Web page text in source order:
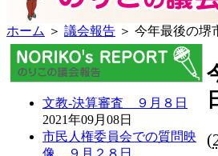
ホーム ＞ 議会報告 ＞ 今年最後の
文教-決算審査 ９月８日
2021年09月08日
市民人権委員会での質問映
像 ９月２８日
(